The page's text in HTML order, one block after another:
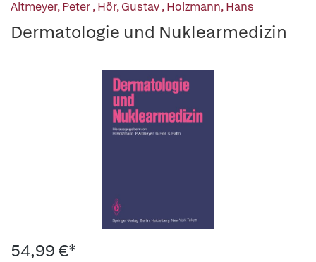
Altmeyer, Peter,Hör, Gustav,Holzmann, Hans
Dermatologie und Nuklearmedizin
54,99 €*